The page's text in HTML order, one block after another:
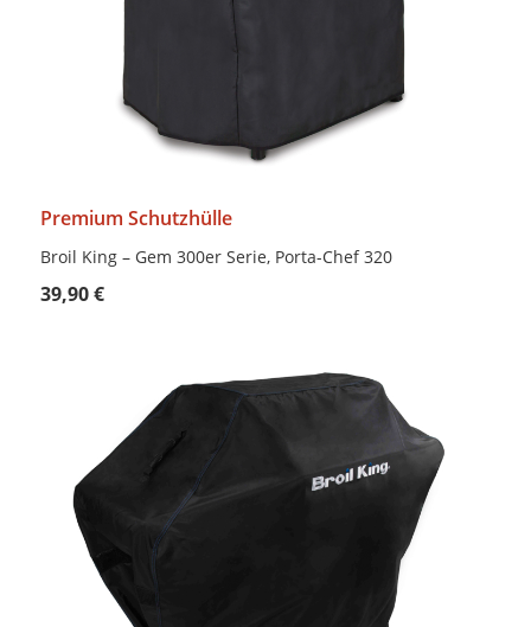
Premium Schutzhülle
Broil King – Gem 300er Serie, Porta-Chef 320
39,90 €